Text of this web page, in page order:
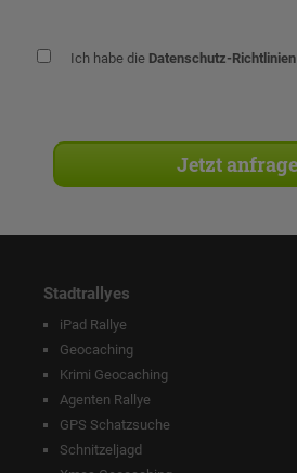
Ich habe die Datenschutz-Richtlinien
Stadtrallyes
iPad Rallye
Geocaching
Krimi Geocaching
Agenten Rallye
GPS Schatzsuche
Schnitzeljagd